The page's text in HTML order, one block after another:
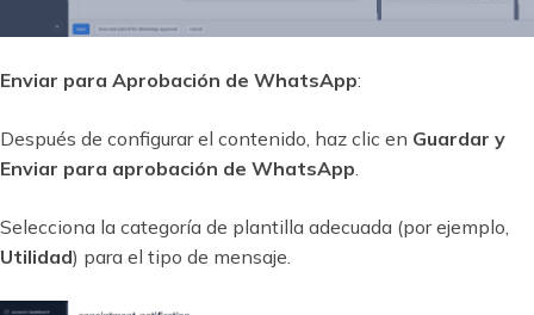
Enviar para Aprobación de WhatsApp:
Después de configurar el contenido, haz clic en Guardar y
Enviar para aprobación de WhatsApp.
Selecciona la categoría de plantilla adecuada (por ejemplo,
Utilidad) para el tipo de mensaje.